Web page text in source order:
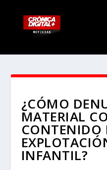
¿CÓMO
MATERIAL
CONTENIDO
INFANTIL?